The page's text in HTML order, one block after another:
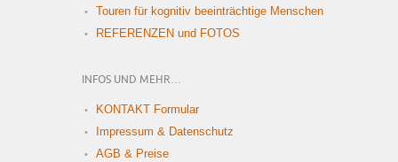
Touren für kognitiv beeinträchtige Menschen
REFERENZEN und FOTOS
INFOS UND MEHR…
KONTAKT Formular
Impressum & Datenschutz
AGB & Preise